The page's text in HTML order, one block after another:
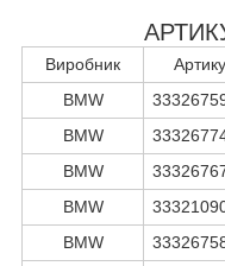
Виробник
BMW
BMW
BMW
BMW
BMW